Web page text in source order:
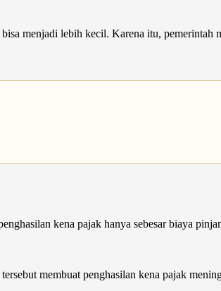
menjadi lebih kecil. Karena itu, pemerintah
kena pajak hanya sebesar biaya
membuat penghasilan kena pajak